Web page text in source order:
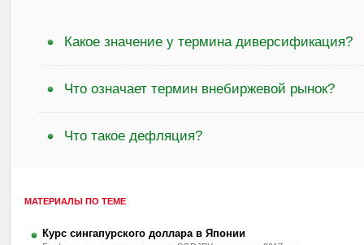
Какое значение у термина диверсификация?
Что означает термин внебиржевой рынок?
Что такое дефляция?
МАТЕРИАЛЫ ПО ТЕМЕ
Курс сингапурского доллара в Японии